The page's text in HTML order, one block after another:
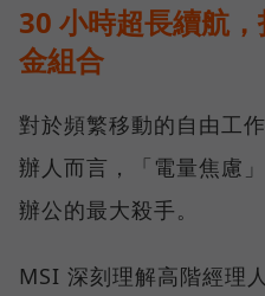
30 小時超長續航
金組合
對於頻繁移動的自由工
辦人而言，「電量焦慮
辦公的最大殺手。
MSI 深刻理解高階經理